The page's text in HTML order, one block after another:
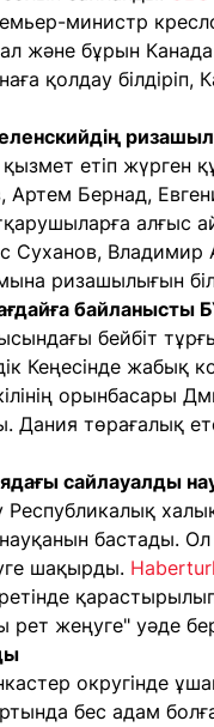
министр
және бұрын
қолдау
етіп жүрген
Артем Бернад,
алғыс
Суханов,
ризашылығын
байланысты
бейбіт
Кеңесінде жабық
орынбасары
Дания төрағалық
сайлауалды
бастады.
шақырды.
ретінде
рет жеңуге" уәде
округінде
бес адам